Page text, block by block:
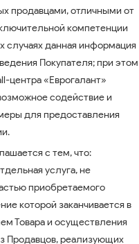
продавцами, отличными от
компетенции
случаях данная информация
Покупателя; при этом
центра «Еврогалант»
содействие и
для предоставления
с тем, что:
услуга, не
приобретаемого
которой заканчивается в
Товара и осуществления
Продавцов, реализующих